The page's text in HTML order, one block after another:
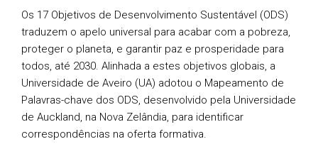
Os 17 Objetivos de Desenvolvimento Sustentável (ODS)
traduzem o apelo universal para acabar com a pobreza,
proteger o planeta, e garantir paz e prosperidade para
todos, até 2030. Alinhada a estes objetivos globais, a
Universidade de Aveiro (UA) adotou o Mapeamento de
Palavras-chave dos ODS, desenvolvido pela Universidade
de Auckland, na Nova Zelândia, para identificar
correspondências na oferta formativa.